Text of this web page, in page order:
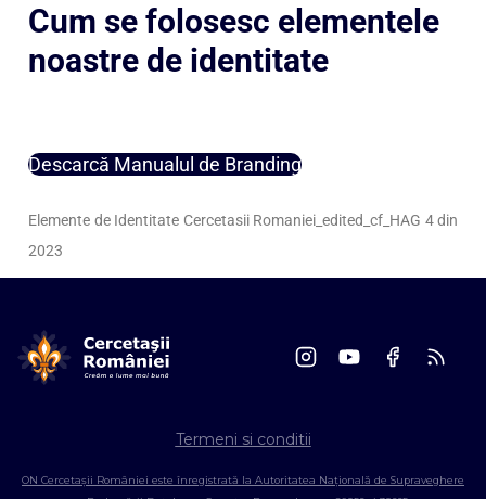
Cum se folosesc elementele
noastre de identitate
Descarcă Manualul de Branding
Elemente de Identitate Cercetasii Romaniei_edited_cf_HAG 4 din
2023
Termeni si conditii
ON Cercetașii României este înregistrată la Autoritatea Națională de Supraveghere